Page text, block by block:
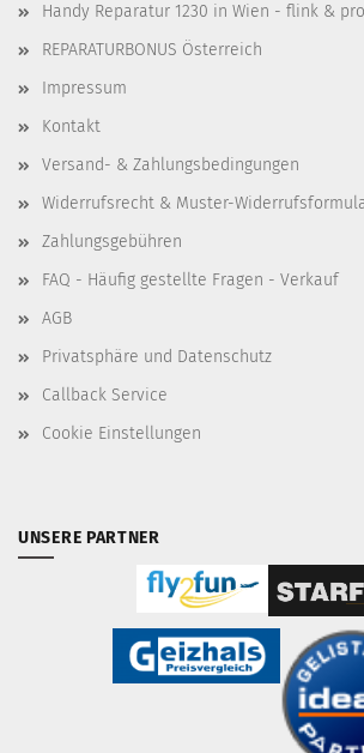
Handy Reparatur 1230 in Wien - flink &
REPARATURBONUS Österreich
Impressum
Kontakt
Versand- & Zahlungsbedingungen
Widerrufsrecht & Muster-
Zahlungsgebühren
FAQ - Häufig gestellte Fragen - Verkauf
AGB
Privatsphäre und Datenschutz
Callback Service
Cookie Einstellungen
UNSERE PARTNER